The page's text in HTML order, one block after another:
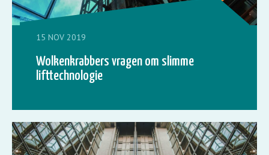
15 NOV 2019
Wolkenkrabbers vragen om slimme
lifttechnologie